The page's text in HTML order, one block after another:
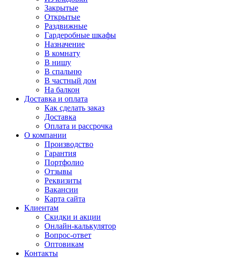
Закрытые
Открытые
Раздвижные
Гардеробные шкафы
Назначение
В комнату
В нишу
В спальню
В частный дом
На балкон
Доставка и оплата
Как сделать заказ
Доставка
Оплата и рассрочка
О компании
Производство
Гарантия
Портфолио
Отзывы
Реквизиты
Вакансии
Карта сайта
Клиентам
Скидки и акции
Онлайн-калькулятор
Вопрос-ответ
Оптовикам
Контакты